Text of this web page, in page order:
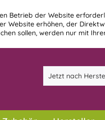
Betrieb der Website
Website erhöhen, der
sollen, werden nur mit